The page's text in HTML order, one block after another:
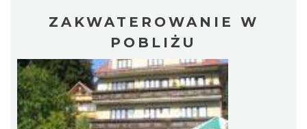
ZAKWATEROWANIE W
POBLIŻU